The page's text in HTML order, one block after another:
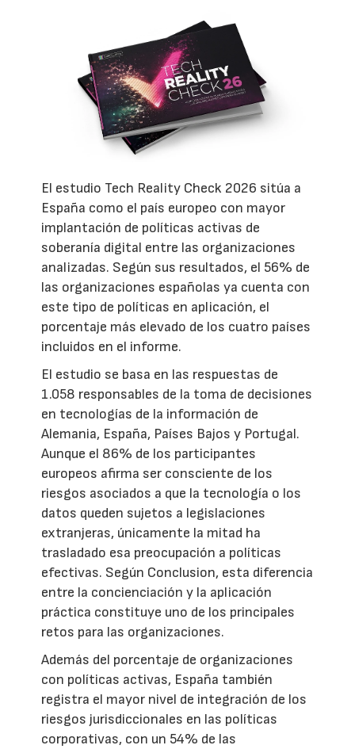
El estudio Tech Reality Check 2026 sitúa a
España como el país europeo con mayor
implantación de políticas activas de
soberanía digital entre las organizaciones
analizadas. Según sus resultados, el 56% de
las organizaciones españolas ya cuenta con
este tipo de políticas en aplicación, el
porcentaje más elevado de los cuatro países
incluidos en el informe.
El estudio se basa en las respuestas de
1.058 responsables de la toma de decisiones
en tecnologías de la información de
Alemania, España, Países Bajos y Portugal.
Aunque el 86% de los participantes
europeos afirma ser consciente de los
riesgos asociados a que la tecnología o los
datos queden sujetos a legislaciones
extranjeras, únicamente la mitad ha
trasladado esa preocupación a políticas
efectivas. Según Conclusion, esta diferencia
entre la concienciación y la aplicación
práctica constituye uno de los principales
retos para las organizaciones.
Además del porcentaje de organizaciones
con políticas activas, España también
registra el mayor nivel de integración de los
riesgos jurisdiccionales en las políticas
corporativas, con un 54% de las